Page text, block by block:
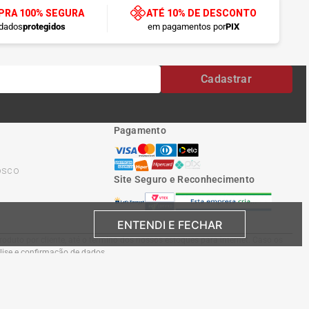
ENTENDI E FECHAR
100% SEGURA
protegidos
ATÉ 10% DE DESCONTO
em pagamentos porPIX
Cadastrar
Pagamento
Site Seguro e Reconhecimento
por cliente, até o término dos nossos estoques para internet. Caso os
e confirmação de dados.